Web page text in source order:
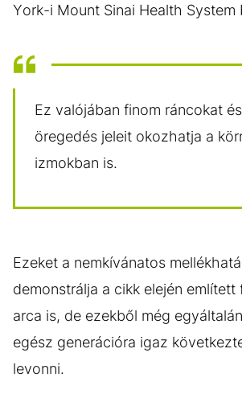
York-i Mount Sinai Health System
Ez valójában finom ráncokat
öregedés jeleit okozhatja a
izmokban is.
Ezeket a nemkívánatos
demonstrálja a cikk elején említett
arca is, de ezekből még
egész generációra igaz
levonni.